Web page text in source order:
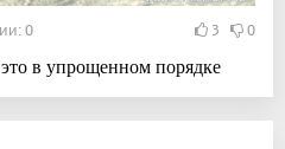
0 3 0
в упрощенном порядке